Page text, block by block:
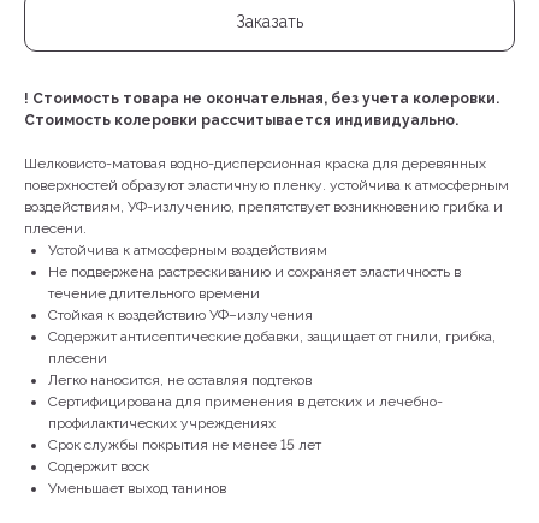
Заказать
! Стоимость товара не окончательная, без учета колеровки.
Стоимость колеровки рассчитывается индивидуально.
Шелковисто-матовая водно-дисперсионная краска для деревянных
поверхностей образуют эластичную пленку. устойчива к атмосферным
воздействиям, УФ-излучению, препятствует возникновению грибка и
плесени.
Устойчива к атмосферным воздействиям
Не подвержена растрескиванию и сохраняет эластичность в
течение длительного времени
Стойкая к воздействию УФ–излучения
Содержит антисептические добавки, защищает от гнили, грибка,
плесени
Легко наносится, не оставляя подтеков
Сертифицирована для применения в детских и лечебно-
профилактических учреждениях
Срок службы покрытия не менее 15 лет
Содержит воск
Уменьшает выход танинов
+79142231965
КОНТАКТЫ